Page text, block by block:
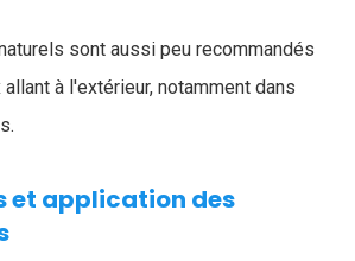
sont aussi peu recommandés
à l'extérieur, notamment dans
et application des